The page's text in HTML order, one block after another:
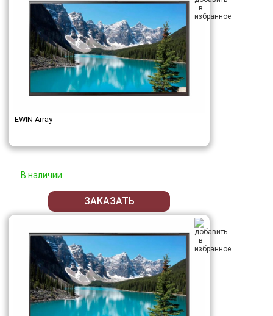
EWIN Array
В наличии
ЗАКАЗАТЬ